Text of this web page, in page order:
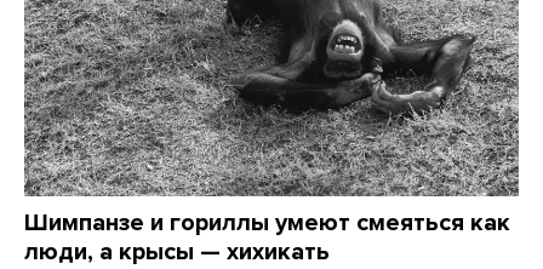
Шимпанзе и гориллы умеют смеяться как
люди, а крысы — хихикать